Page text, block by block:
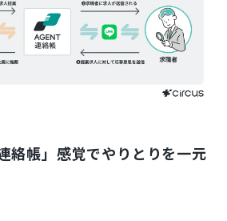
絡帳」感覚でやりとりを一元